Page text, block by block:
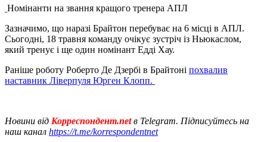
Номінанти на звання кращого тренера АПЛ
Зазначимо, що наразі Брайтон перебуває на 6 місці в АПЛ.
Сьогодні, 18 травня команду очікує зустріч із Ньюкаслом,
який тренує і ще один номінант Едді Хау.
Раніше роботу Роберто Де Дзербі в Брайтоні похвалив
наставник Ліверпуля Юрген Клопп.
Новини від Корреспондент.netв Telegram. Підписуйтесь на
наш канал https://t.me/korrespondentnet